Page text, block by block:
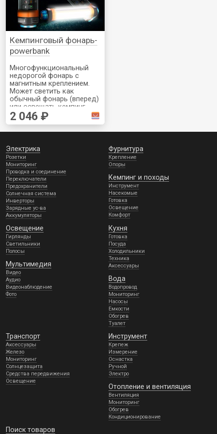
Кемпинговый фонарь-
powerbank
Многофункциональный
недорогой фонарь с
магнитным креплением.
Может светить как
обычный фонарь (вперед)
или освещать кемпинг
боковым светом в разных
режимах (три белых и
разъем USB для
подзарядки ваших
устройств прямо от него.
2 046 ₽
Электрика
Розетки
Мониторинг
Проводка и соединение
Переключатели
Предохранители
Солнечная система
Инверторы
Зарядные ус-ва
Аккумуляторы
Фурнитура
Крепление
Опоры
Кемпинг и походы
Инструмент
Насекомые
Готовка
Освещение
Комфорт
Освещение
Гирлянды
Светильники
Полосы
Мультимедия
Видео
Аудио
Видеонаблюдение
Фото
Кухня
Готовка
Посуда
Холодильники
Техника
Аксессуары
Вода
Водопровод
Мониторинг
Насосы
Емкости
Обогрев
Туалет
Транспорт
Аксессуары
Железо
Мониторинг
Солнцезащита
Средства передвижения
Освещение
Инструмент
Крепеж
Измерение
Оснастка
Ручной
Электро
Отопление и вентиляция
Вентиляция
Мониторинг
Обогрев
Кондиционирование
Поиск товаров